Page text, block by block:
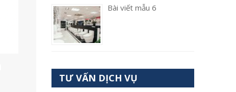
Bài viết mẫu 6
TƯ VẤN DỊCH VỤ